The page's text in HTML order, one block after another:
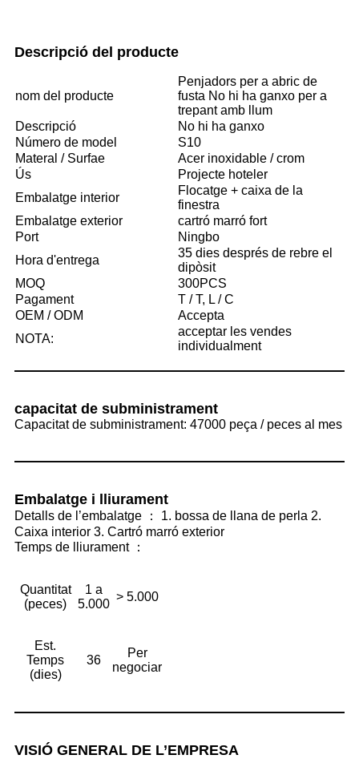
Descripció del producte
nom del producte
Penjadors per a abric de
fusta No hi ha ganxo per a
trepant amb llum
Descripció
No hi ha ganxo
Número de model
S10
Materal / Surfae
Acer inoxidable / crom
Ús
Projecte hoteler
Embalatge interior
Flocatge + caixa de la
finestra
Embalatge exterior
cartró marró fort
Port
Ningbo
Hora d'entrega
35 dies després de rebre el
dipòsit
MOQ
300PCS
Pagament
T / T, L / C
OEM / ODM
Accepta
NOTA:
acceptar les vendes
individualment
capacitat de subministrament
Capacitat de subministrament: 47000 peça / peces al mes
Embalatge i lliurament
Detalls de l’embalatge ： 1. bossa de llana de perla 2.
Caixa interior 3. Cartró marró exterior
Temps de lliurament ：
Quantitat
(peces)
1 a
5.000
> 5.000
Est.
Temps
(dies)
36
Per
negociar
VISIÓ GENERAL DE L’EMPRESA